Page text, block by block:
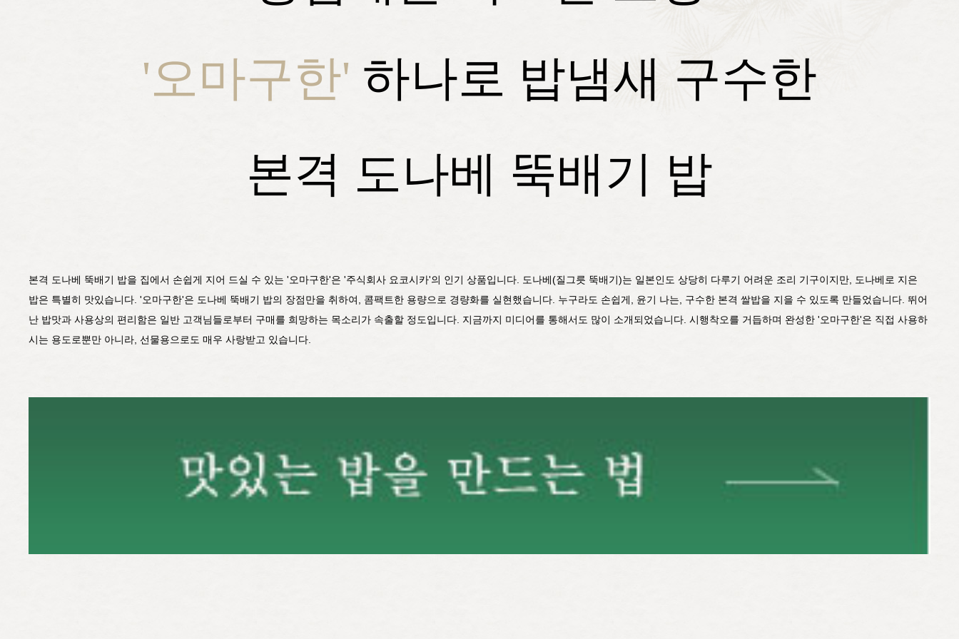
'오마구한' 하나로 밥냄새 구수한
본격 도나베 뚝배기 밥
본격 도나베 뚝배기 밥을 집에서 손쉽게 지어 드실 수 있는 '오마구한'은 '주식회사 요코시카'의 인기 상품입니다. 도나베(질그릇 뚝배기)는 일본인도 상당히 다루기 어려운 조리 기구이지만, 도나베로 지은
밥은 특별히 맛있습니다. '오마구한'은 도나베 뚝배기 밥의 장점만을 취하여, 콤팩트한 용량으로 경량화를 실현했습니다. 누구라도 손쉽게, 윤기 나는, 구수한 본격 쌀밥을 지을 수 있도록 만들었습니다. 뛰어
난 밥맛과 사용상의 편리함은 일반 고객님들로부터 구매를 희망하는 목소리가 속출할 정도입니다. 지금까지 미디어를 통해서도 많이 소개되었습니다. 시행착오를 거듭하며 완성한 '오마구한'은 직접 사용하
시는 용도로뿐만 아니라, 선물용으로도 매우 사랑받고 있습니다.